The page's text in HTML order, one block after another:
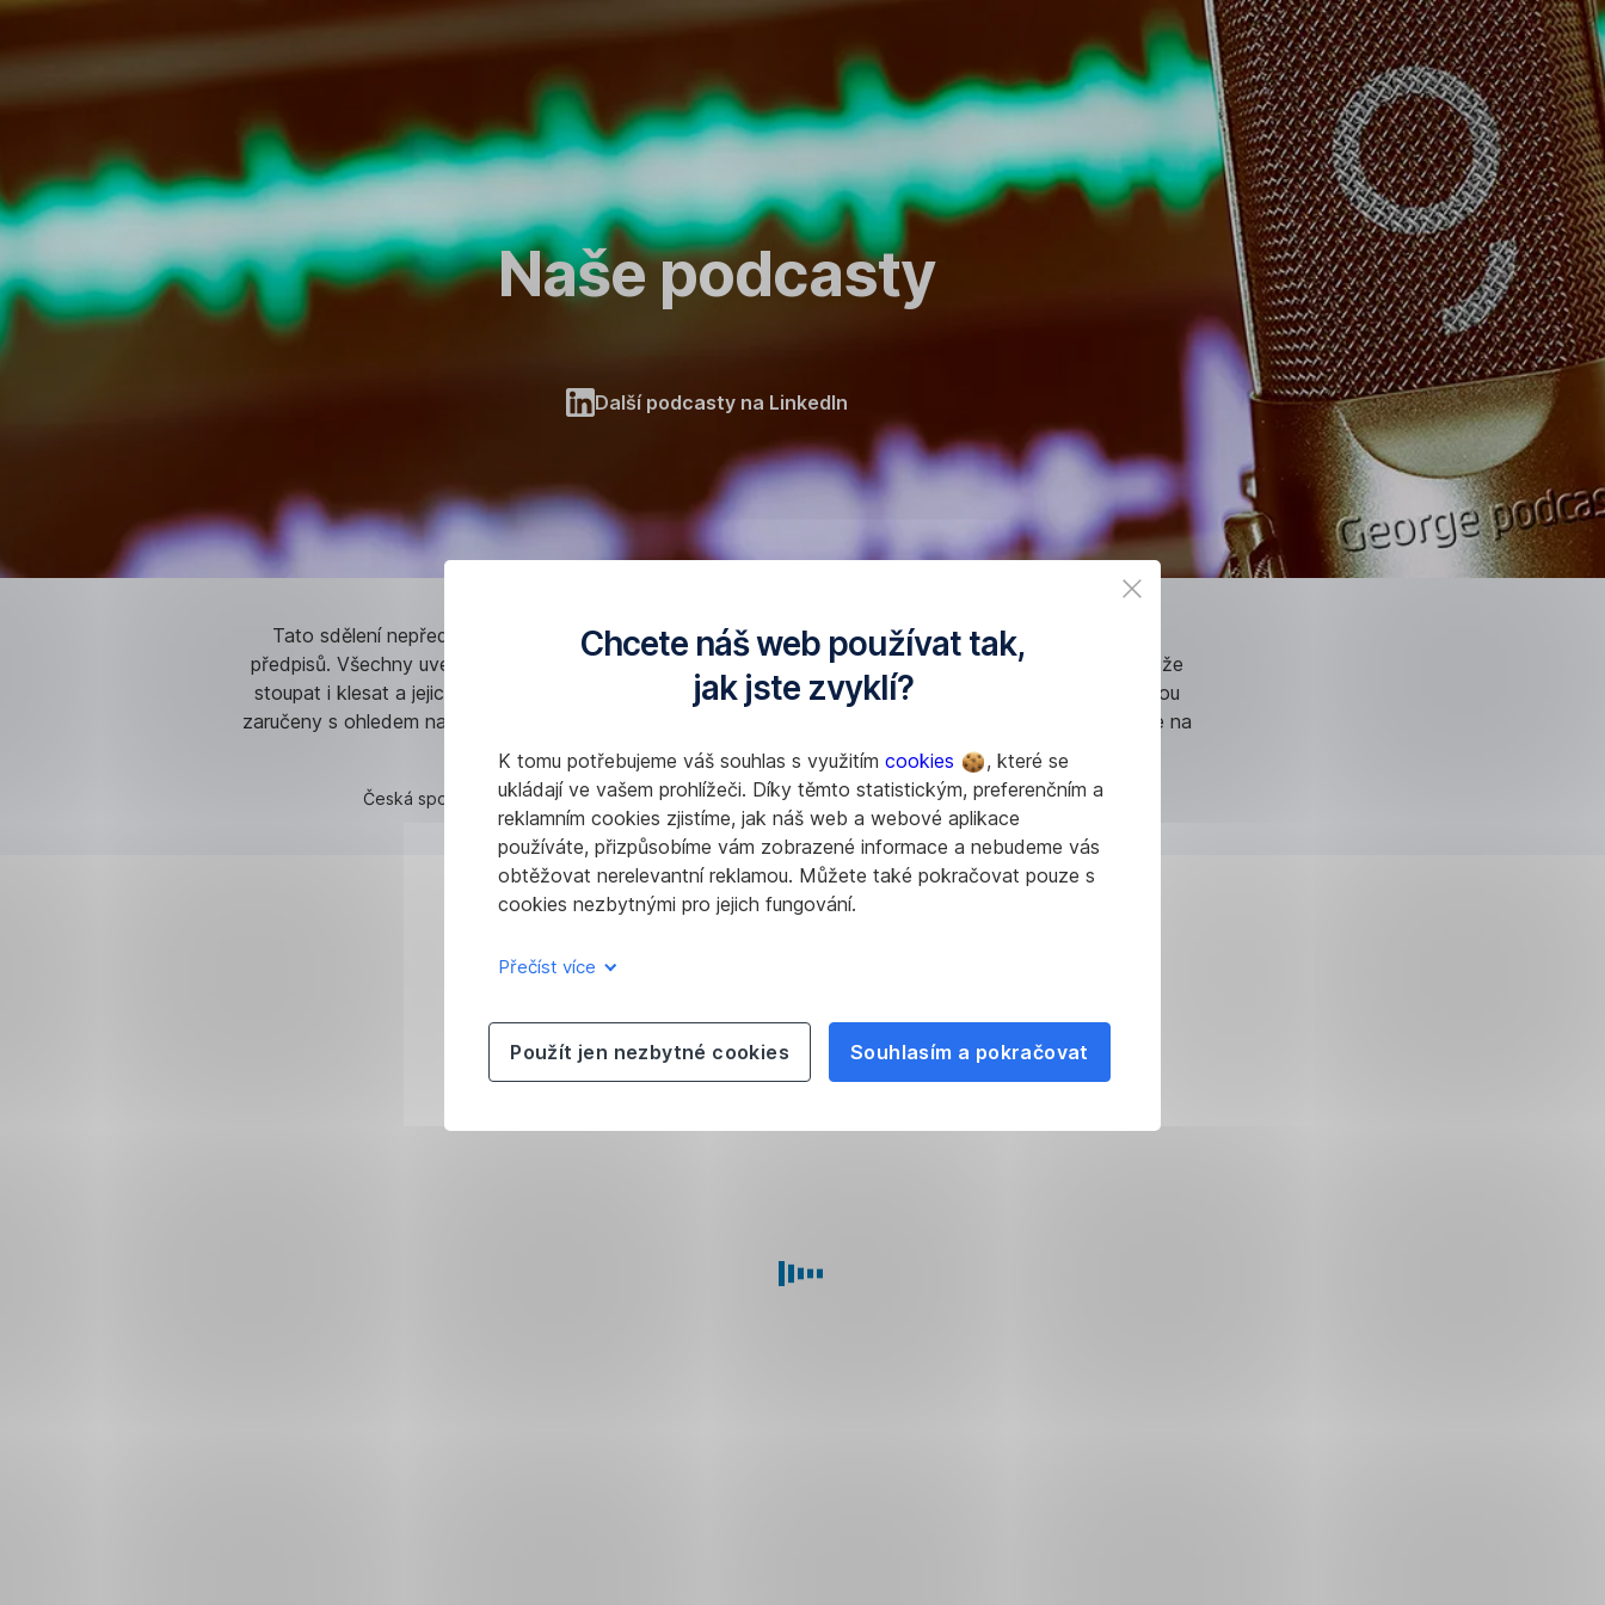
Chcete náš web používat tak,
jak jste zvyklí?
K tomu potřebujeme váš souhlas s využitím cookies
, které se
ukládají ve vašem prohlížeči. Díky těmto statistickým, preferenčním a
reklamním cookies zjistíme, jak náš web a webové aplikace
používáte, přizpůsobíme vám zobrazené informace a nebudeme vás
obtěžovat nerelevantní reklamou. Můžete také pokračovat pouze s
cookies nezbytnými pro jejich fungování.
Přečíst více
Souhlasím a pokračovat
Použít jen nezbytné cookies
Naše podcasty
Další podcasty na LinkedIn
,
e
ř
é
z
á
l
o
ž
e
Tato sdělení nepředstavují investiční doporučení ani investiční poradenství podle příslušných právních
předpisů. Všechny uvedené informace jsou informativní a nezávazné. Hodnota investičních nástrojů může
stoupat i klesat a jejich minulá výkonnost nezaručuje výkonnost budoucí. Stanovené investiční cíle nejsou
zaručeny s ohledem na nepředvídatelné výkyvy na finančních trzích. Další důležité informace si přečtěte na
www.investicnicentrum.cz .
Česká spořitelna, útvar Wealth Management a Erste Asset Management, Česká republika